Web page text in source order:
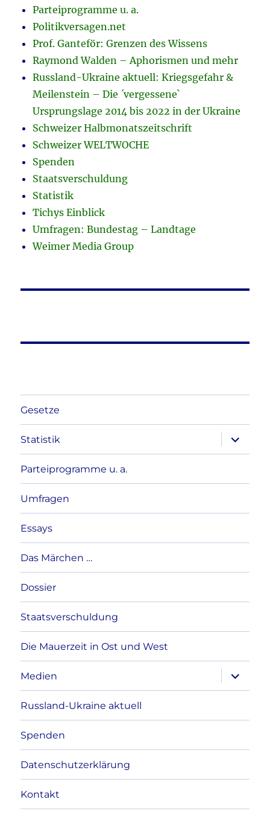
Parteiprogramme u. a.
Politikversagen.net
Prof. Ganteför: Grenzen des Wissens
Raymond Walden – Aphorismen und mehr
Russland-Ukraine aktuell: Kriegsgefahr &
Meilenstein – Die ´vergessene`
Ursprungslage 2014 bis 2022 in der Ukraine
Schweizer Halbmonatszeitschrift
Schweizer WELTWOCHE
Spenden
Staatsverschuldung
Statistik
Tichys Einblick
Umfragen: Bundestag – Landtage
Weimer Media Group
Gesetze
Statistik
anzeigen
Parteiprogramme u. a.
Umfragen
Essays
Das Märchen …
Dossier
Staatsverschuldung
Die Mauerzeit in Ost und West
Medien
anzeigen
Russland-Ukraine aktuell
Spenden
Datenschutzerklärung
Kontakt